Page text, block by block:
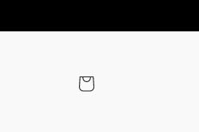
Winkelwagen